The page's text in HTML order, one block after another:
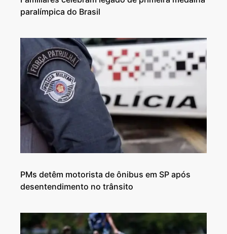
paralímpica do Brasil
PMs detêm motorista de ônibus em SP após
desentendimento no trânsito